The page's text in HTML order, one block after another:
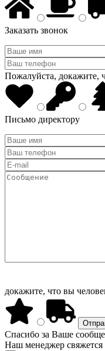
Заказать звонок
Пожалуйста, докажите,
Письмо директору
докажите, что вы
Спасибо за Ваше
Наш менеджер